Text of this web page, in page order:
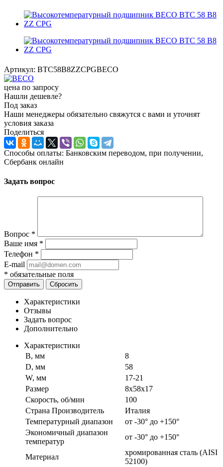
Артикул: BTC58B8ZZCPGBECO
цена по запросу
Нашли дешевле?
Под заказ
Наши менеджеры обязательно свяжутся с вами и уточнят
условия заказа
Поделиться
Способы оплаты: Банковским переводом, при получении,
Сбербанк онлайн
Задать вопрос
Вопрос *
Ваше имя *
Телефон *
E-mail
* обязательные поля
Отправить Сбросить
Характеристики
Отзывы
Задать вопрос
Дополнительно
Характеристики
B, мм
8
D, мм
58
W, мм
17-21
Размер
8x58x17
Скорость, об/мин
100
Страна Производитель
Италия
Температурный диапазон
от -30° до +150°
Экономичный диапазон
температур
от -30° до +150°
Материал
хромированная сталь (AISI
52100)